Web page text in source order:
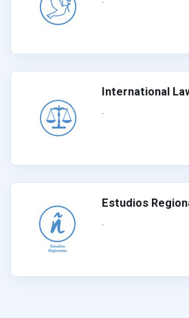
International
.
Estudios
.